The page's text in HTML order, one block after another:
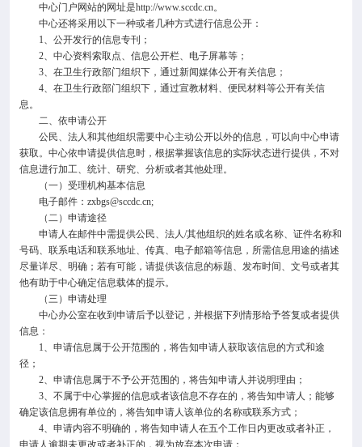
中心门户网站的网址是http://www.sccdc.cn。
中心还将采用以下一种或者几种方式进行信息公开：
1、公开发行的信息专刊；
2、中心资料索取点、信息公开栏、电子屏幕等；
3、在卫生行政部门组织下，通过新闻媒体公开有关信息；
4、在卫生行政部门组织下，通过宣教材料、便民材料等公开有关信
息。
二、依申请公开
公民、法人和其他组织需要中心主动公开以外的信息，可以向中心申请
获取。中心依申请提供信息时，根据掌握该信息的实际状态进行提供，不对
信息进行加工、统计、研究、分析或者其他处理。
（一）受理机构基本信息
电子邮件：zxbgs@sccdc.cn;
（二）申请途径
申请人在邮件中需提供公民、法人/其他组织的姓名或名称、证件名称和
号码、联系电话和联系地址、传真、电子邮箱等信息，所需信息用途的描述
尽量详尽、明确；若有可能，请提供该信息的标题、发布时间、文号或者其
他有助于中心确定信息载体的提示。
（三）申请处理
中心办公室在收到申请后予以登记，并根据下列情形给予答复或者提供
信息：
1、申请信息属于公开范围的，将告知申请人获取该信息的方式和途
径；
2、申请信息属于不予公开范围的，将告知申请人并说明理由；
3、不属于中心掌握的信息或者该信息不存在的，将告知申请人；能够
确定该信息拥有单位的，将告知申请人该单位的名称或联系方式；
4、申请内容不明确的，将告知申请人在五个工作日内更改或者补正，
申请人逾期未更改或者补正的，视为放弃本次申请；